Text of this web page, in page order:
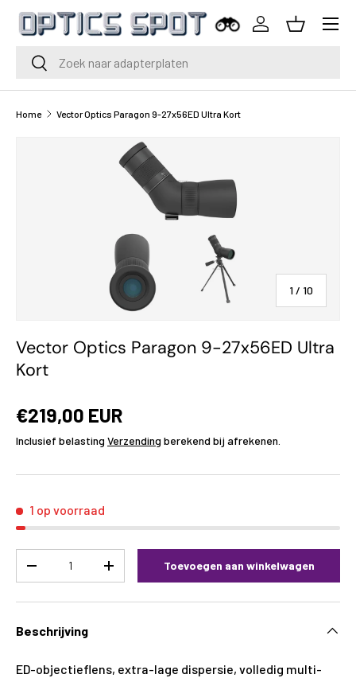
Ga naar inhoud
Zoeken
Zoeken
InloggenMand
Menu
Home Vector Optics Paragon 9-27x56ED Ultra Kort
1/ van
10
Vector Optics Paragon 9-27x56ED Ultra
Kort
€219,00 EUR
Inclusief belasting Verzending berekend bij afrekenen.
1 op voorraad
-
+ Toevoegen aan winkelwagen
Beschrijving
ED-objectieflens, extra-lage dispersie, volledig multi-